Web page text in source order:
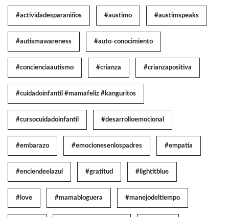
#actividadesparaniños #austimo #austimspeaks
#autismawareness #auto-conocimiento
#concienciaautismo #crianza #crianzapositiva
#cuidadoinfantil #mamafeliz #kanguritos
#cursocuidadoinfantil #desarrolloemocional
#embarazo #emocionesenlospadres #empatía
#enciendeelazul #gratitud #lightitblue
#love #mamabloguera #manejodeltiempo